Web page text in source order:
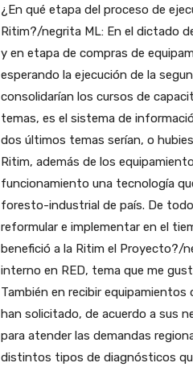
¿En qué etapa del proceso de
Ritim?/negrita ML: En el dictado
y en etapa de compras de
esperando la ejecución de la
consolidarían los cursos de
temas, es el sistema de
dos últimos temas serían, o
Ritim, además de los
funcionamiento una tecnología
foresto-industrial de país. De
reformular e implementar en el
benefició a la Ritim el Proyecto?/
interno en RED, tema que me
También en recibir
han solicitado, de acuerdo a sus
para atender las demandas
distintos tipos de diagnósticos